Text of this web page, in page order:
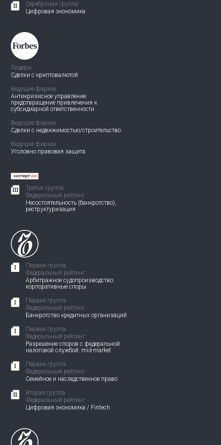
Серебряная группа
Цифровая экономика
Лидеры
Сделки с криптовалютой
Ведущие фирмы
Антикризисное управление:
предотвращение привлечения к
субсидиарной ответственности
Ведущие фирмы
Сделки с недвижимостью/строительство
Ведущие фирмы
Уголовно правовая защита
Третья группа
Федеральный рейтинг
Несостоятельность (банкротство),
реструктуризация
Первая группа
Федеральный рейтинг
Арбитражное судопроизводство:
корпоративные споры
Первая группа
Федеральный рейтинг
Банкротство кредитных организаций
Первая группа
Федеральный рейтинг
Разрешение споров с федеральной
налоговой службой: mid-market
Первая группа
Федеральный рейтинг
Семейное и наследственное право
Вторая группа
Федеральный рейтинг
Цифровая экономика / Fintech